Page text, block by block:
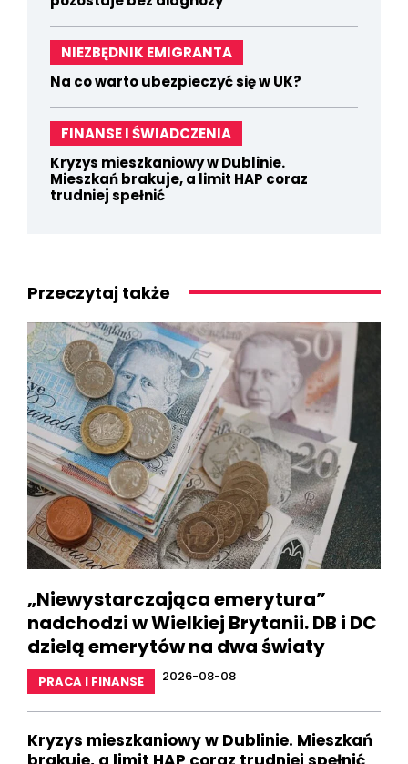
NIEZBĘDNIK EMIGRANTA
Na co warto ubezpieczyć się w UK?
FINANSE I ŚWIADCZENIA
Kryzys mieszkaniowy w Dublinie.
Mieszkań brakuje, a limit HAP coraz
trudniej spełnić
Przeczytaj także
„Niewystarczająca emerytura”
nadchodzi w Wielkiej Brytanii. DB i DC
dzielą emerytów na dwa światy
PRACA I FINANSE 2026-08-08
Kryzys mieszkaniowy w Dublinie. Mieszkań